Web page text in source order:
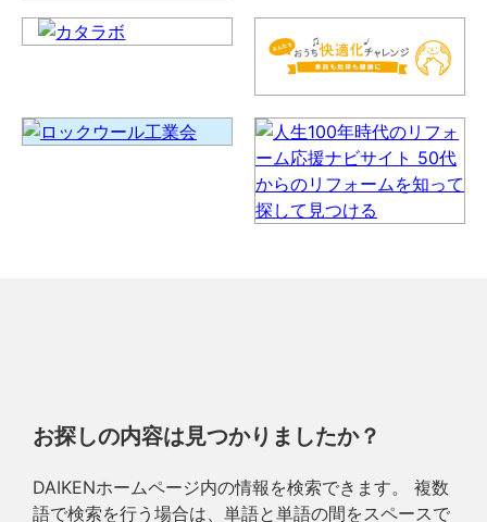
お探しの内容は見つかりましたか？
DAIKENホームページ内の情報を検索できます。 複数
語で検索を行う場合は、単語と単語の間をスペースで